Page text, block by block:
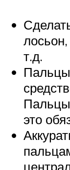
т.д.
это